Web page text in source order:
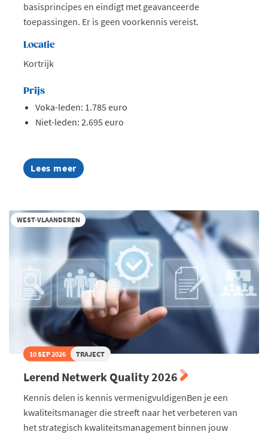
basisprincipes en eindigt met geavanceerde
toepassingen. Er is geen voorkennis vereist.
Locatie
Kortrijk
Prijs
Voka-leden: 1.785 euro
Niet-leden: 2.695 euro
Lees meer
about
AI
2026
WEST-VLAANDEREN
10 SEP 2026 TRAJECT
Lerend Netwerk Quality 2026
Kennis delen is kennis vermenigvuldigenBen je een
kwaliteitsmanager die streeft naar het verbeteren van
het strategisch kwaliteitsmanagement binnen jouw